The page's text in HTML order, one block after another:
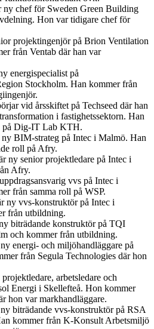
ny chef för Sweden Green Building
Hon var tidigare chef för
projektingenjör på Brion Ventilation
från Ventab där han var
energispecialist på
Stockholm. Han kommer från
vid årsskiftet på Techseed där han
i fastighetssektorn. Han
på Dig-IT Lab KTH.
ny BIM-strateg på Intec i Malmö. Han
roll på Afry.
ny senior projektledare på Intec i
Afry.
vvs på Intec i
från samma roll på WSP.
ny vvs-konstruktör på Intec i
från utbildning.
biträdande konstruktör på TQI
och kommer från utbildning.
energi- och miljöhandläggare på
från Segula Technologies där hon
arbetsledare och
Energi i Skellefteå. Hon kommer
hon var markhandläggare.
biträdande vvs-konstruktör på RSA
kommer från K-Konsult Arbetsmiljö